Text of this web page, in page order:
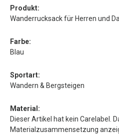
Produkt:
Wanderrucksack für Herren und
Farbe:
Blau
Sportart:
Wandern & Bergsteigen
Material:
Dieser Artikel hat kein Carelabel.
Materialzusammensetzung